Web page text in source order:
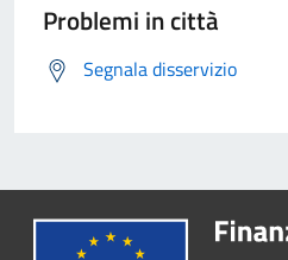
Problemi in città
Segnala disservizio